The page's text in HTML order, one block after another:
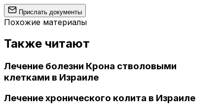
Прислать документы
Похожие материалы
Также читают
Лечение болезни Крона стволовыми
клетками в Израиле
Лечение хронического колита в Израиле